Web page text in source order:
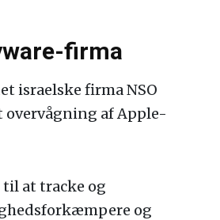
firma
israelske firma NSO
overvågning af Apple-
til at tracke og
og